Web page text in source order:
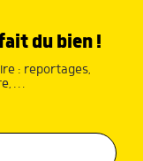
du bien !
: reportages,
…